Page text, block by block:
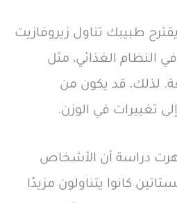
طبيبك تناول زيروفازيت
النظام الغذائي، مثل
لذلك، قد يكون من
تغييرات في الوزن.
دراسة أن الأشخاص
كانوا يتناولون مزيدًا